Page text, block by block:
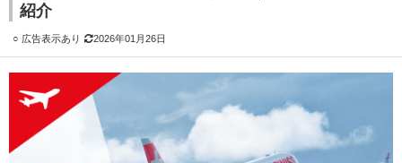
紹介
2026年01月26日